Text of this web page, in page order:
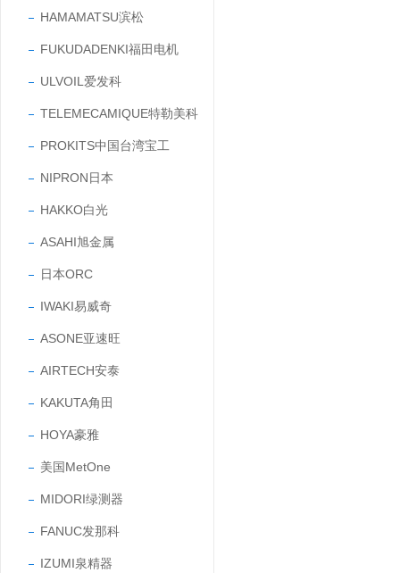
HAMAMATSU滨松
FUKUDADENKI福田电机
ULVOIL爱发科
TELEMECAMIQUE特勒美科
PROKITS中国台湾宝工
NIPRON日本
HAKKO白光
ASAHI旭金属
日本ORC
IWAKI易威奇
ASONE亚速旺
AIRTECH安泰
KAKUTA角田
HOYA豪雅
美国MetOne
MIDORI绿测器
FANUC发那科
IZUMI泉精器